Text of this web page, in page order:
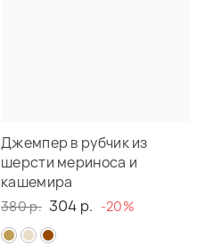
Джемпер в рубчик из
шерсти мериноса и
кашемира
380 р. 304 р. -20%